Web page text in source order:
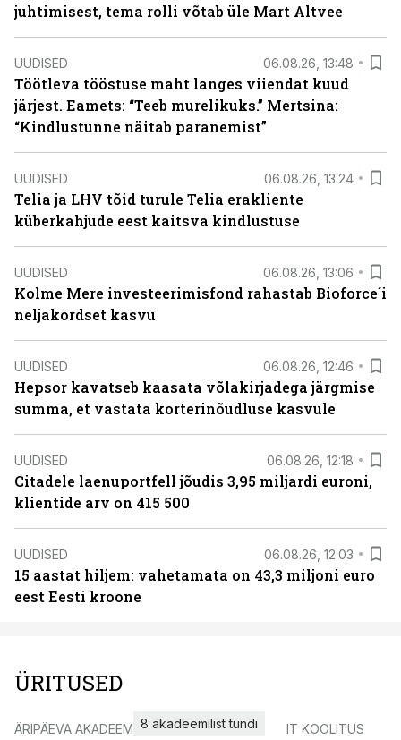
juhtimisest, tema rolli võtab üle Mart Altvee
UUDISED 06.08.26, 13:48
Töötleva tööstuse maht langes viiendat kuud
järjest. Eamets: “Teeb murelikuks.” Mertsina:
“Kindlustunne näitab paranemist”
UUDISED 06.08.26, 13:24
Telia ja LHV tõid turule Telia erakliente
küberkahjude eest kaitsva kindlustuse
UUDISED 06.08.26, 13:06
Kolme Mere investeerimisfond rahastab Bioforce´i
neljakordset kasvu
UUDISED 06.08.26, 12:46
Hepsor kavatseb kaasata võlakirjadega järgmise
summa, et vastata korterinõudluse kasvule
UUDISED 06.08.26, 12:18
Citadele laenuportfell jõudis 3,95 miljardi euroni,
klientide arv on 415 500
UUDISED 06.08.26, 12:03
15 aastat hiljem: vahetamata on 43,3 miljoni euro
eest Eesti kroone
ÜRITUSED
ÄRIPÄEVA AKADEEMIA8 akadeemilist tundi IT KOOLITUS